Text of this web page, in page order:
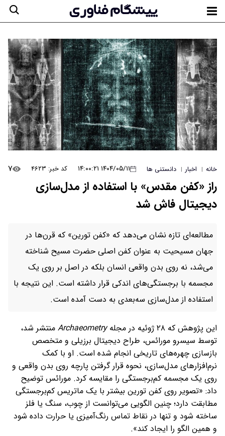
خانه | اخبار | دانستنی ها ۱۴۰۴/۰۵/۱۱ ۱۴:۰۰:۲۱ کد خبر: ۴۶۲۳ ۷
راز «کفن مقدس» با استفاده از مدل‌سازی
دیجیتال فاش شد
مطالعه‌ای تازه نشان می‌دهد که «کفن تورین» که قرن‌ها در
جهان مسیحیت به عنوان کفن اصلی حضرت مسیح شناخته
می‌شد، نه روی بدن واقعی انسان بلکه در اصل بر روی یک
مجسمه با برجستگی‌های اندکی قرار داشته است. این نتیجه با
استفاده از مدل‌سازی سه‌بعدی به دست آمده است.
این پژوهش که ۲۸ ژوئیه در مجله Archaeometry منتشر شد،
توسط سیسرو مورائس، طراح دیجیتال برزیلی و متخصص
بازسازی چهره‌های تاریخی انجام شده است. او با کمک
نرم‌افزارهای مدل‌سازی، نحوه قرار گرفتن پارچه روی بدن واقعی و
روی یک مجسمه کم‌برجستگی را مقایسه کرد. مورائس توضیح
داد: «تصویر روی کفن تورین بیشتر با یک ماتریس کم‌برجستگی
مطابقت دارد؛ چنین الگویی می‌توانست از چوب، سنگ یا فلز
ساخته شود و تنها در نقاط تماس رنگ‌آمیزی یا حرارت داده شود
و همین الگو را ایجاد کند».